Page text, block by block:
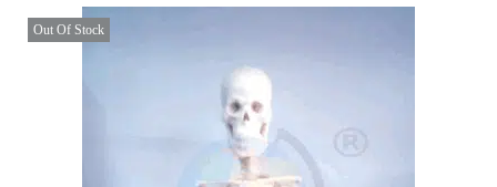
Out Of Stock